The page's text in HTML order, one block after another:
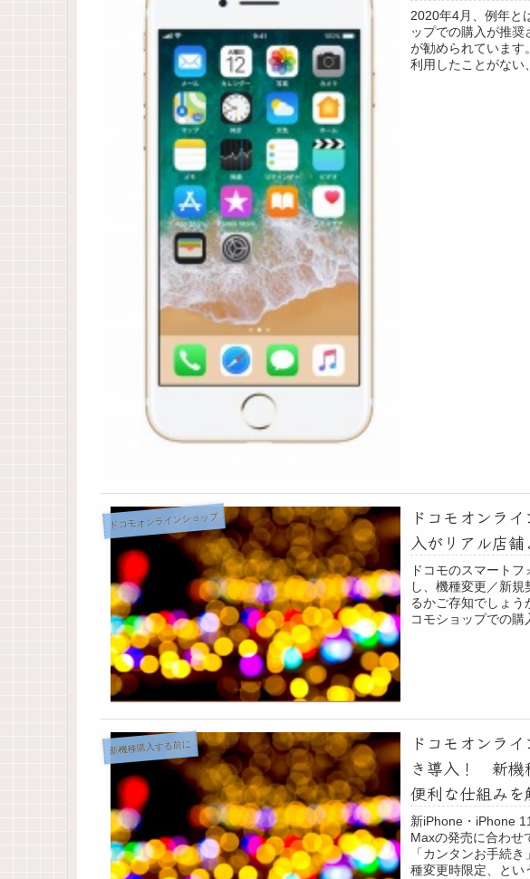
2020年4月、例年と
ップでの購入が推奨
が勧められています
利用したことがない
ドコモオンラインショップ
ドコモオンラ
入がリアル店
ドコモのスマート
し、機種変更／新
るかご存知でしょう
コモショップでの購
新機種購入する前に
ドコモオンラ
き導入！ 新機
便利な仕組みを
新iPhone・iPhone
Maxの発売に合わせ
「カンタンお手続
種変更時限定、とい